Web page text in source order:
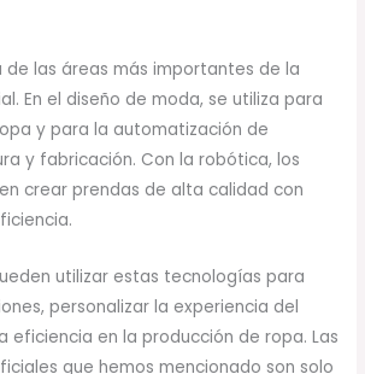
de las áreas más importantes de la
En el diseño de moda, se utiliza para
y para la automatización de
y fabricación. Con la robótica, los
crear prendas de alta calidad con
utilizar estas tecnologías para
personalizar la experiencia del
eficiencia en la producción de ropa. Las
que hemos mencionado son solo